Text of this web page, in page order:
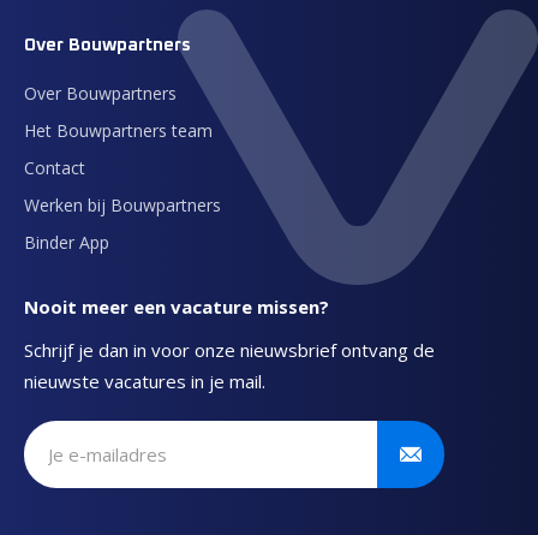
Over Bouwpartners
Over Bouwpartners
Het Bouwpartners team
Contact
Werken bij Bouwpartners
Binder App
Nooit meer een vacature missen?
Schrijf je dan in voor onze nieuwsbrief ontvang de
nieuwste vacatures in je mail.
Schrijf je in voor onze nieuwsbrief